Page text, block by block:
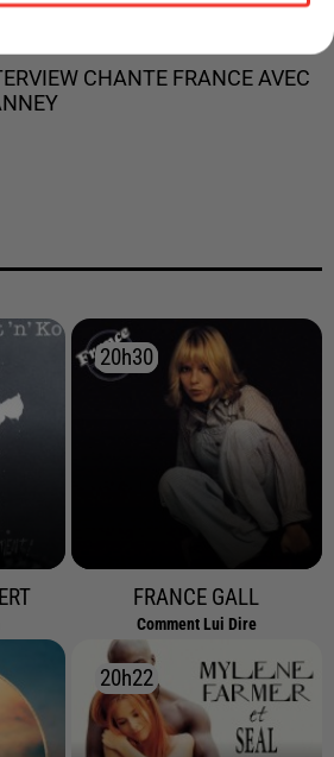
CHANTE FRANCE AVEC
20h30
20h30
FRANCE GALL
Comment Lui Dire
20h22
20h22